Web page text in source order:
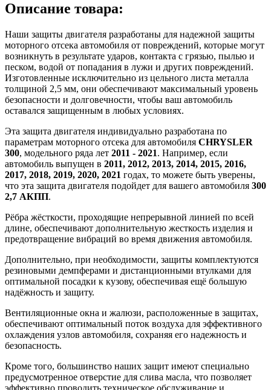
Описание товара:
Наши защиты двигателя разработаны для надежной защиты
моторного отсека автомобиля от повреждений, которые могут
возникнуть в результате ударов, контакта с грязью, пылью и
песком, водой от попадания в лужи и других повреждений.
Изготовленные исключительно из цельного листа металла
толщиной 2,5 мм, они обеспечивают максимальный уровень
безопасности и долговечности, чтобы ваш автомобиль
оставался защищенным в любых условиях.
Эта защита двигателя индивидуально разработана по
параметрам моторного отсека для автомобиля CHRYSLER
300, модельного ряда лет 2011 - 2021. Например, если
автомобиль выпущен в 2011, 2012, 2013, 2014, 2015, 2016,
2017, 2018, 2019, 2020, 2021 годах, то можете быть уверены,
что эта защита двигателя подойдет для вашего автомобиля 300
2,7 АКПП.
Рёбра жёсткости, проходящие непрерывной линией по всей
длине, обеспечивают дополнительную жесткость изделия и
предотвращение вибраций во время движения автомобиля.
Дополнительно, при необходимости, защиты комплектуются
резиновыми демпферами и дистанционными втулками для
оптимальной посадки к кузову, обеспечивая ещё большую
надёжность и защиту.
Вентиляционные окна и жалюзи, расположенные в защитах,
обеспечивают оптимальный поток воздуха для эффективного
охлаждения узлов автомобиля, сохраняя его надежность и
безопасность.
Кроме того, большинство наших защит имеют специально
предусмотренное отверстие для слива масла, что позволяет